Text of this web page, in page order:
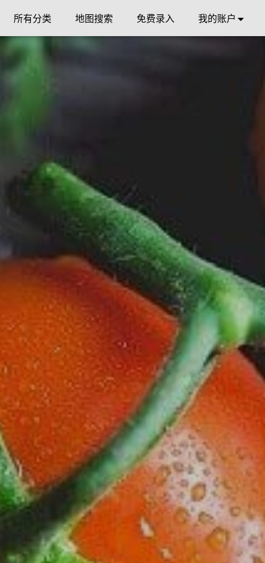
所有分类 地图搜索 免费录入 我的账户